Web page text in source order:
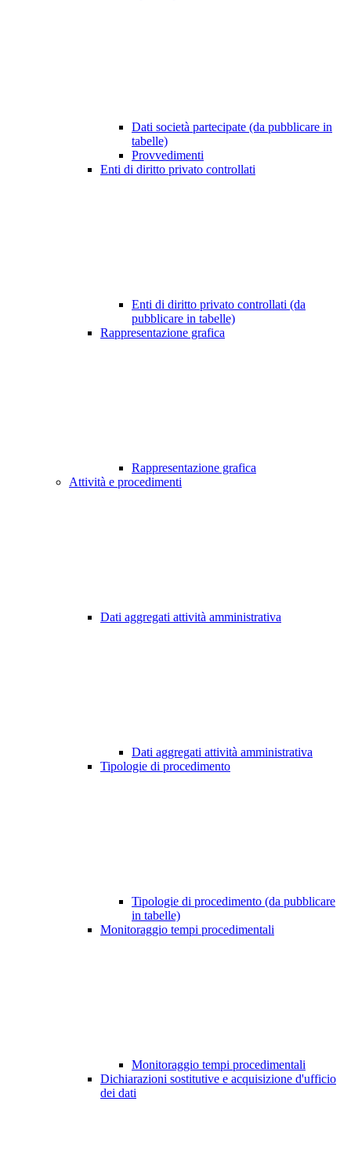
Dati società partecipate (da pubblicare in
tabelle)
Provvedimenti
Enti di diritto privato controllati
Enti di diritto privato controllati (da
pubblicare in tabelle)
Rappresentazione grafica
Rappresentazione grafica
Attività e procedimenti
Dati aggregati attività amministrativa
Dati aggregati attività amministrativa
Tipologie di procedimento
Tipologie di procedimento (da pubblicare
in tabelle)
Monitoraggio tempi procedimentali
Monitoraggio tempi procedimentali
Dichiarazioni sostitutive e acquisizione d'ufficio
dei dati